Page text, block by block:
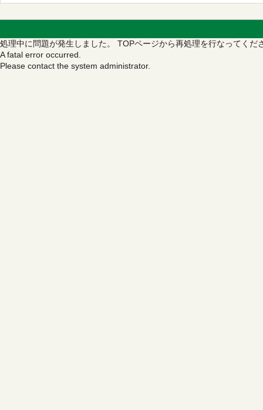
処理中に問題が発生しました。 TOPページから再処理を行なってくだ
A fatal error occurred.
Please contact the system administrator.